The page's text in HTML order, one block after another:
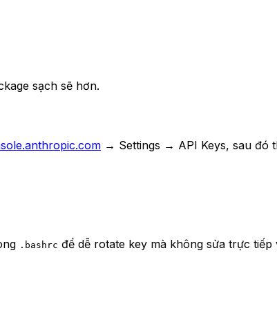
sạch sẽ hơn.
→ Settings → API Keys, sau đó
.bashrc để dễ rotate key mà không sửa trực tiếp